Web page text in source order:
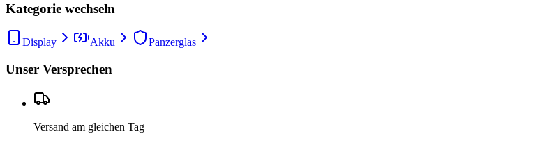
Kategorie wechseln
Display Akku Panzerglas
Unser Versprechen
Versand am gleichen Tag